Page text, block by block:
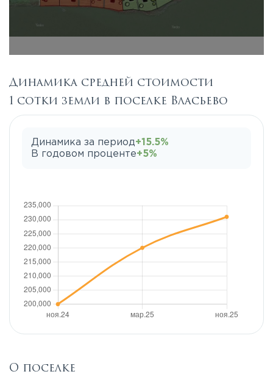
Динамика средней стоимости
1 сотки земли в поселке Власьево
Динамика за период+15.5%
В годовом проценте+5%
О поселке